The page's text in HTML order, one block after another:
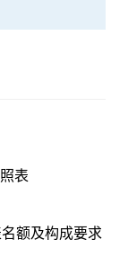
表
额及构成要求